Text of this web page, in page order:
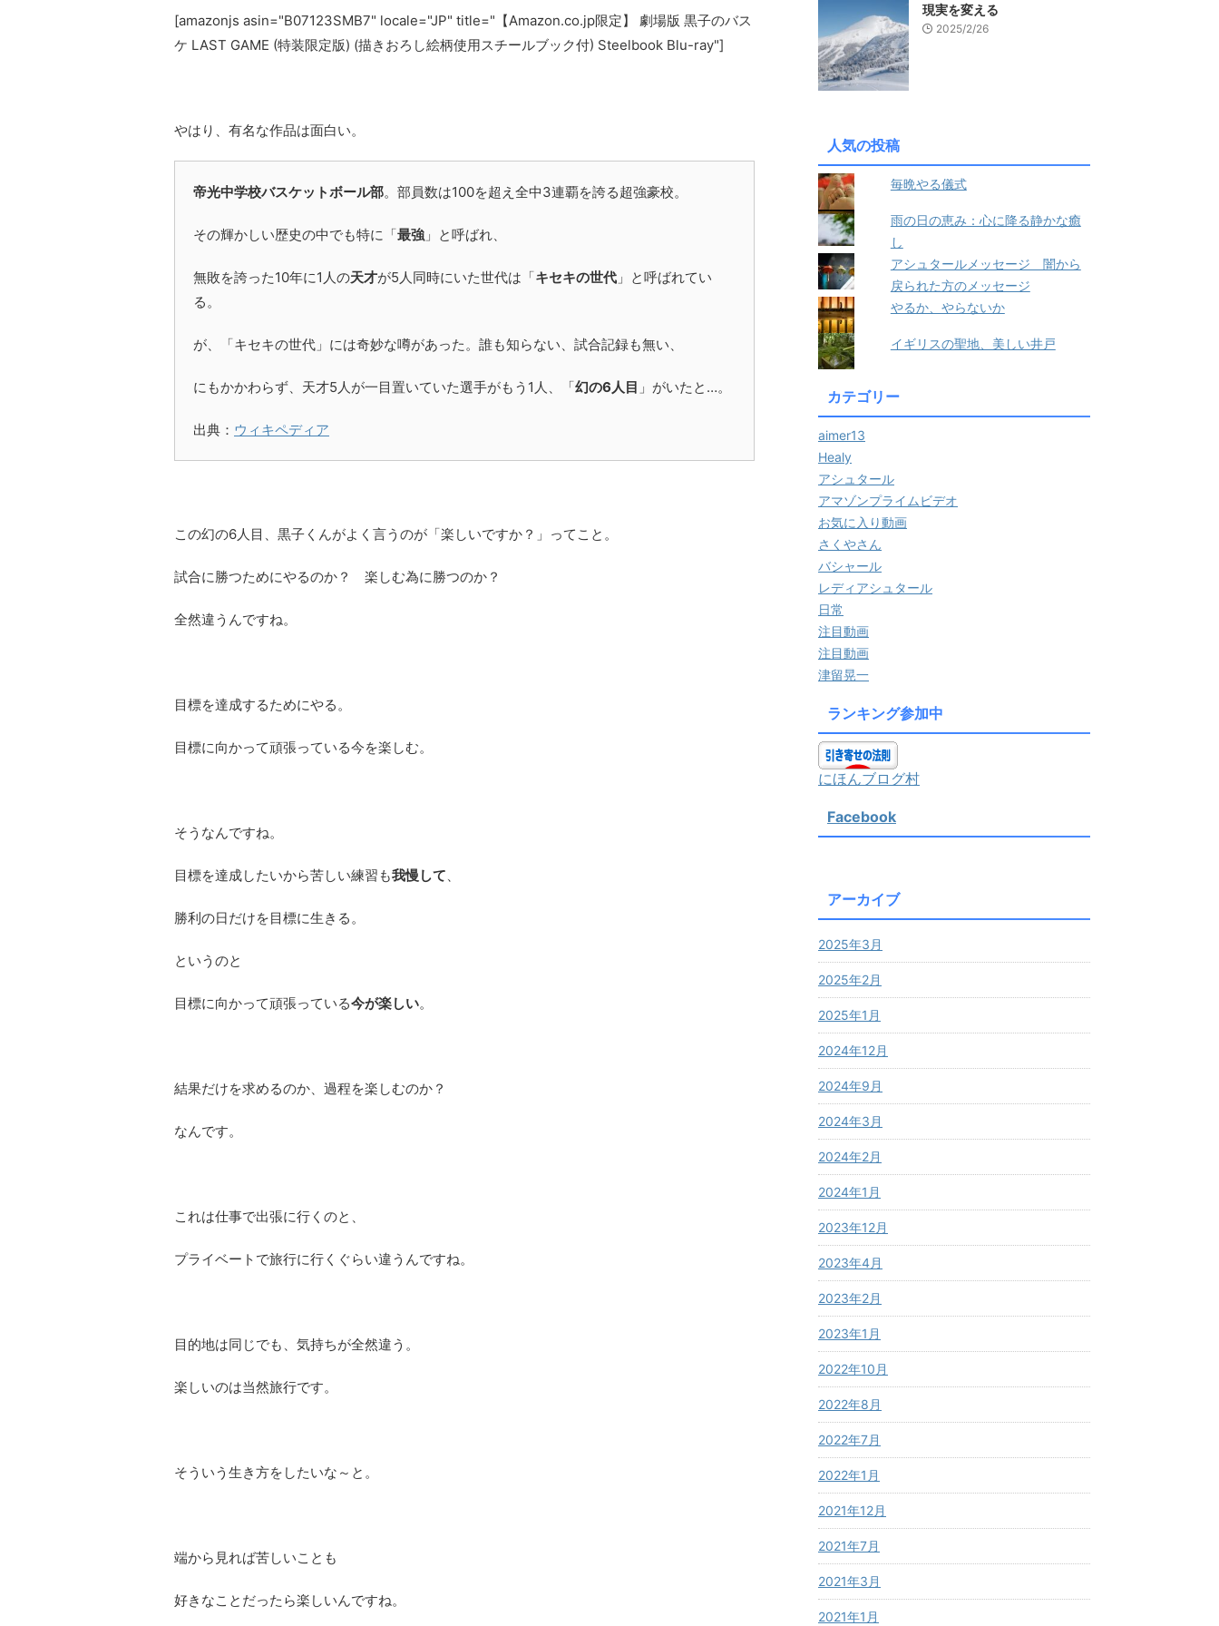
[amazonjs asin="B07123SMB7" locale="JP" title="【Amazon.co.jp限定】 劇場版 黒子のバス
ケ LAST GAME (特装限定版) (描きおろし絵柄使用スチールブック付) Steelbook Blu-ray"]
やはり、有名な作品は面白い。
帝光中学校バスケットボール部。部員数は100を超え全中3連覇を誇る超強豪校。
その輝かしい歴史の中でも特に「最強 」と呼ばれ、
無敗を誇った10年に1人の天才が5人同時にいた世代は「キセキの世代 」と呼ばれてい
る。
が、「キセキの世代」には奇妙な噂があった。誰も知らない、試合記録も無い、
にもかかわらず、天才5人が一目置いていた選手がもう1人、「幻の6人目 」がいたと…。
出典： ウィキペディア
この幻の6人目、黒子くんがよく言うのが「楽しいですか？」ってこと。
試合に勝つためにやるのか？ 楽しむ為に勝つのか？
全然違うんですね。
目標を達成するためにやる。
目標に向かって頑張っている今を楽しむ。
そうなんですね。
目標を達成したいから苦しい練習も我慢して
勝利の日だけを目標に生きる。
というのと
目標に向かって頑張っている今が楽しい。
結果だけを求めるのか、過程を楽しむのか？
なんです。
これは仕事で出張に行くのと、
プライベートで旅行に行くぐらい違うんですね。
目的地は同じでも、気持ちが全然違う。
楽しいのは当然旅行です。
そういう生き方をしたいな～と。
端から見れば苦しいことも
好きなことだったら楽しいんですね。
現実を変える
2025/2/26
人気の投稿
毎晩やる儀式
雨の日の恵み：心に降る静かな癒
し
アシュタールメッセージ 闇から
戻られた方のメッセージ
やるか、やらないか
イギリスの聖地、美しい井戸
カテゴリー
aimer13
Healy
アシュタール
アマゾンプライムビデオ
お気に入り動画
さくやさん
バシャール
レディアシュタール
日常
注目動画
注目動画
津留晃一
ランキング参加中
にほんブログ村
Facebook
アーカイブ
2025年3月
2025年2月
2025年1月
2024年12月
2024年9月
2024年3月
2024年2月
2024年1月
2023年12月
2023年4月
2023年2月
2023年1月
2022年10月
2022年8月
2022年7月
2022年1月
2021年12月
2021年7月
2021年3月
2021年1月